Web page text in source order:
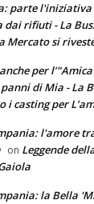
parte
rifiuti - La
Mercato si
per
di Mia - La
casting per
l'amore
on Leggende
la Bella